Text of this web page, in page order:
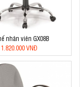
nhân viên GX08B
1.820.000 VNĐ